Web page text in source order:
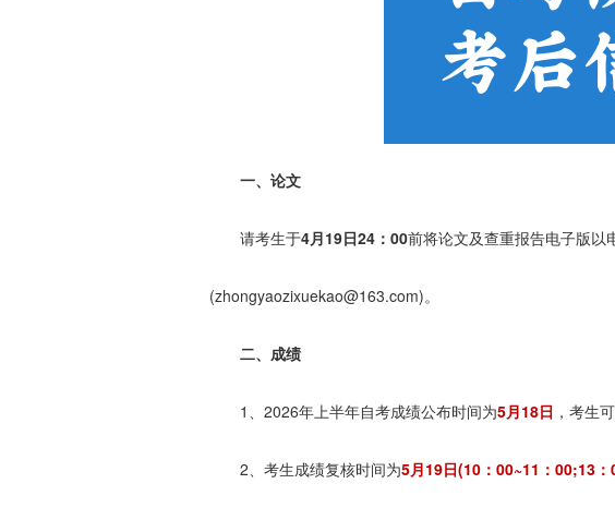
一、论文
请考生于4月19日24：00前将论文及查重报告电子版以
(zhongyaozixuekao@163.com)。
二、成绩
1、2026年上半年自考成绩公布时间为5月18日 ，考生
2、考生成绩复核时间为5月19日(10：00~11：00;13